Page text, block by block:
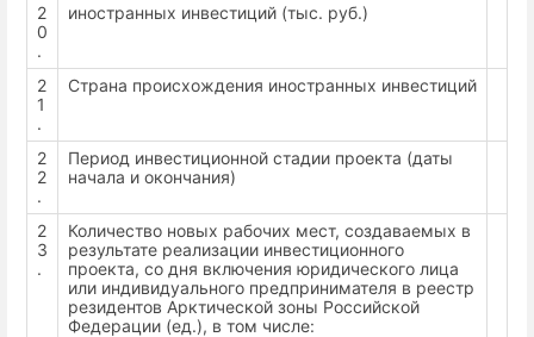
2
0
.
иностранных инвестиций (тыс. руб.)
2
1
.
Страна происхождения иностранных инвестиций
2
2
.
Период инвестиционной стадии проекта (даты
начала и окончания)
2
3
.
Количество новых рабочих мест, создаваемых в
результате реализации инвестиционного
проекта, со дня включения юридического лица
или индивидуального предпринимателя в реестр
резидентов Арктической зоны Российской
Федерации (ед.), в том числе: